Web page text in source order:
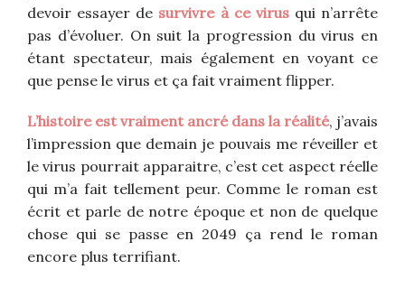
devoir essayer de survivre à ce virus qui n’arrête
pas d’évoluer. On suit la progression du virus en
étant spectateur, mais également en voyant ce
que pense le virus et ça fait vraiment flipper.
L’histoire est vraiment ancré dans la réalité, j’avais
l’impression que demain je pouvais me réveiller et
le virus pourrait apparaitre, c’est cet aspect réelle
qui m’a fait tellement peur. Comme le roman est
écrit et parle de notre époque et non de quelque
chose qui se passe en 2049 ça rend le roman
encore plus terrifiant.